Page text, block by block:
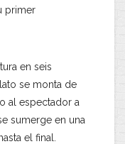
primer
en seis
se monta de
al espectador a
sumerge en una
el final.